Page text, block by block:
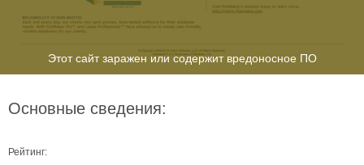
Этот сайт заражен или содержит вредоносное ПО
Основные сведения:
Рейтинг: